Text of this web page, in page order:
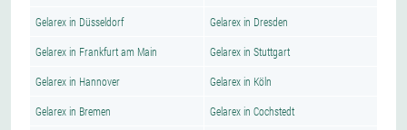
Gelarex in Düsseldorf Gelarex in Dresden
Gelarex in Frankfurt am Main Gelarex in Stuttgart
Gelarex in Hannover Gelarex in Köln
Gelarex in Bremen Gelarex in Cochstedt